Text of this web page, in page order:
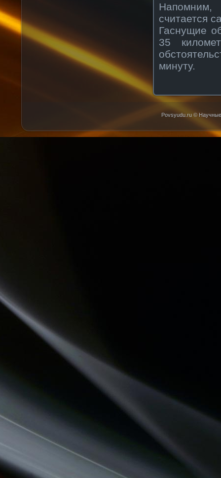
Напомним,
считается
Гаснущие
35
минуту.
Povsyudu.ru © Научные